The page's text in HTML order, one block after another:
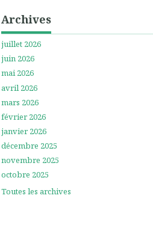
Archives
juillet 2026
juin 2026
mai 2026
avril 2026
mars 2026
février 2026
janvier 2026
décembre 2025
novembre 2025
octobre 2025
Toutes les archives